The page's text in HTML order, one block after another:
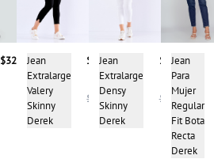
$327.900
Jean
Extralarge
Valery
Skinny
Derek
$99.950
$214.950
Jean
Extralarge
Densy
Skinny
Derek
$99.950
$227.950
Jean
Para
Mujer
Regular
Fit Bota
Recta
Derek